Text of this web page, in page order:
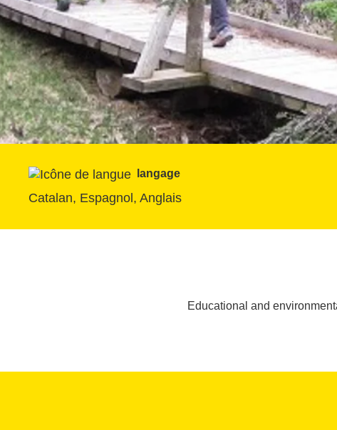
langage
Catalan, Espagnol, Anglais
Educational and